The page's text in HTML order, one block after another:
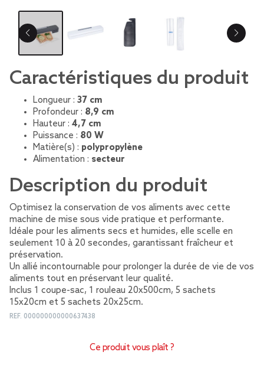
Caractéristiques du produit
Longueur : 37 cm
Profondeur : 8,9 cm
Hauteur : 4,7 cm
Puissance : 80 W
Matière(s) : polypropylène
Alimentation : secteur
Description du produit
Optimisez la conservation de vos aliments avec cette
machine de mise sous vide pratique et performante.
Idéale pour les aliments secs et humides, elle scelle en
seulement 10 à 20 secondes, garantissant fraîcheur et
préservation.
Un allié incontournable pour prolonger la durée de vie de vos
aliments tout en préservant leur qualité.
Inclus 1 coupe-sac, 1 rouleau 20x500cm, 5 sachets
15x20cm et 5 sachets 20x25cm.
REF. 000000000000637438
Ce produit vous plaît ?